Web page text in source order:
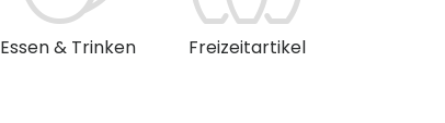
Essen & Trinken Freizeitartikel